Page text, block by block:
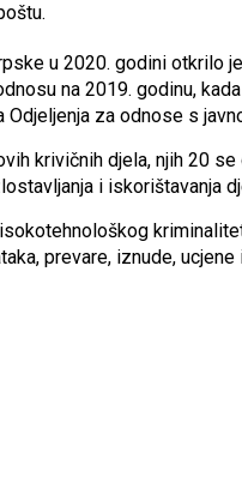
u 2020. godini otkrilo
na 2019. godinu,
za odnose s
krivičnih djela, njih 20
i iskorištavanja
prevare, iznude,